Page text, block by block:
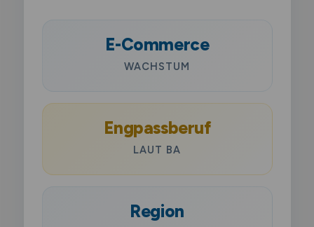
E-Commerce
WACHSTUM
Engpassberuf
LAUT BA
Region